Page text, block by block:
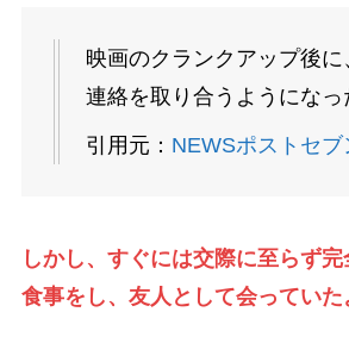
映画のクランクアップ後に
連絡を取り合うようになっ
引用元： NEWSポストセブ
しかし、すぐには交際に至らず
食事をし、友人として会っていた